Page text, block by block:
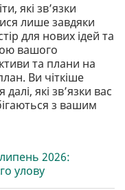
які зв’язки
лише завдяки
для нових ідей та
вашого
та плани на
Ви чіткіше
які зв’язки вас
з вашим
2026:
улову